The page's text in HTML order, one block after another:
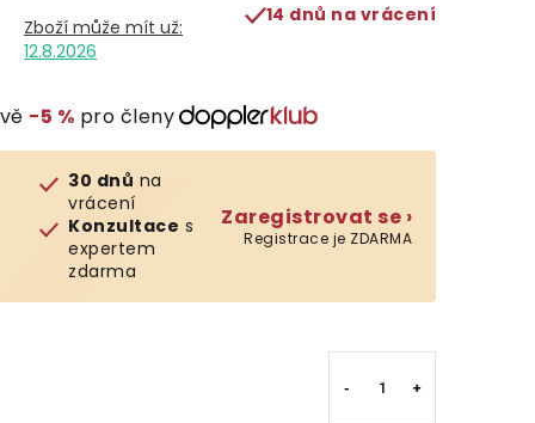
12.8.2026
14 dnů na vrácení
−5 % pro členy
30 dnů na
vrácení
Konzultace s
expertem
zdarma
Zaregistrovat se ›
Registrace je ZDARMA